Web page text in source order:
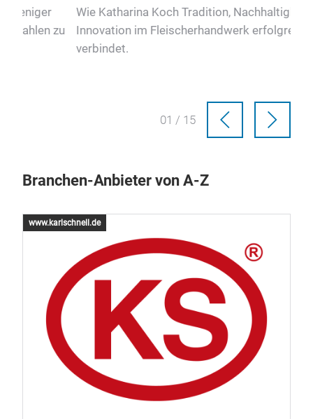
Wie Katharina Koch Tradition, Nachhaltigkeit und
Innovation im Fleischerhandwerk erfolgreich
02 / 15
Branchen-Anbieter von A-Z
www.karlschnell.de